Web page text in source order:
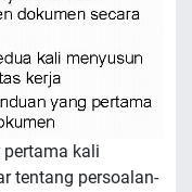
pertama kali
tentang persoalan-